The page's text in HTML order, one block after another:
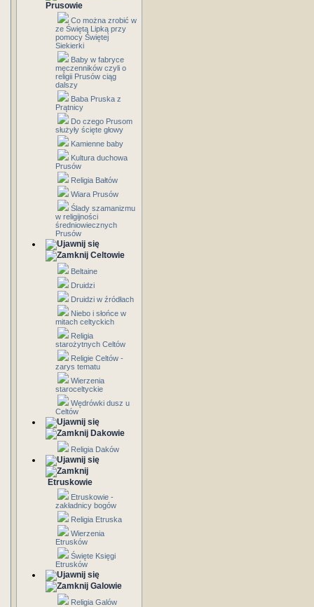
Prusowie
Co można zrobić w
ze Świętą Lipką przy
pomocy Świętej
Siekierki
Baby w fabryce
męczenników czyli o
religii Prusów ciąg
dalszy
Baba Pruska z
Prątnicy
Do czego Prusom
służyły ścięte głowy
Kamienne baby
Kultura duchowa
Prusów
Religia Bałtów
Wiara Prusów
Ślady szamanizmu
w religijności
średniowiecznych
Prusów
Celtowie
Beltaine
Druidzi
Druidzi w źródłach
Niebo i słońce w
mitach celtyckich
Religia
starożytnych Celtów
Religie Celtów -
zarys tematu
Wierzenia
staroceltyckie
Wędrówki dusz u
Celtów
Dakowie
Religia Daków
Etruskowie
Etruskowie -
zakładnicy bogów
Religia Etruska
Wierzenia
Etrusków
Święte Księgi
Etrusków
Galowie
Religia Galów